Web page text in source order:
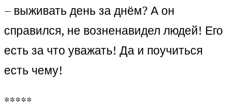
– выживать день за днём? А он
справился, не возненавидел людей! Его
есть за что уважать! Да и поучиться
есть чему!
*****